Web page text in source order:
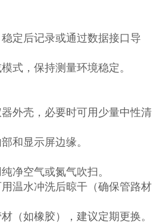
定后记录或通过数据接口导
式，保持测量环境稳定。
外壳，必要时可用少量中性清
和显示屏边缘。
净空气或氮气吹扫。
温水冲洗后晾干（确保管路材
（如橡胶），建议定期更换。